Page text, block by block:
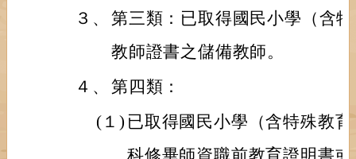
３、 第三類：已取得國民小學（含
教師證書之儲備教師。
４、 第四類：
(１) 已取得國民小學（含特殊教
科修畢師資職前教育證明書